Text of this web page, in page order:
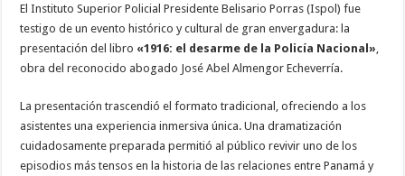
El Instituto Superior Policial Presidente Belisario Porras (Ispol) fue
testigo de un evento histórico y cultural de gran envergadura: la
presentación del libro «1916: el desarme de la Policía Nacional»
obra del reconocido abogado José Abel Almengor Echeverría.
La presentación trascendió el formato tradicional, ofreciendo a los
asistentes una experiencia inmersiva única. Una dramatización
cuidadosamente preparada permitió al público revivir uno de los
episodios más tensos en la historia de las relaciones entre Panamá y